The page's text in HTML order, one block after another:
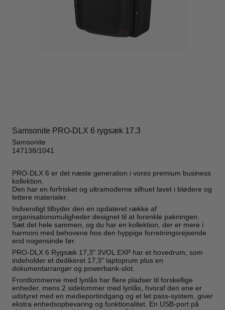
Samsonite PRO-DLX 6 rygsæk 17.3
Samsonite
147138/1041
PRO-DLX 6 er det næste generation i vores premium business
kollektion.
Den har en forfrisket og ultramoderne silhuet lavet i blødere og
lettere materialer.
Indvendigt tilbyder den en opdateret række af
organisationsmuligheder designet til at forenkle pakningen.
Sæt det hele sammen, og du har en kollektion, der er mere i
harmoni med behovene hos den hyppige forretningsrejsende
end nogensinde før.
PRO-DLX 6 Rygsæk 17,3" 3VOL EXP har et hovedrum, som
indeholder et dedikeret 17,3" laptoprum plus en
dokumentarrangør og powerbank-slot.
Frontlommerne med lynlås har flere pladser til forskellige
enheder, mens 2 sidelommer med lynlås, hvoraf den ene er
udstyret med en medieportindgang og et let pass-system, giver
ekstra enhedsopbevaring og funktionalitet. En USB-port på